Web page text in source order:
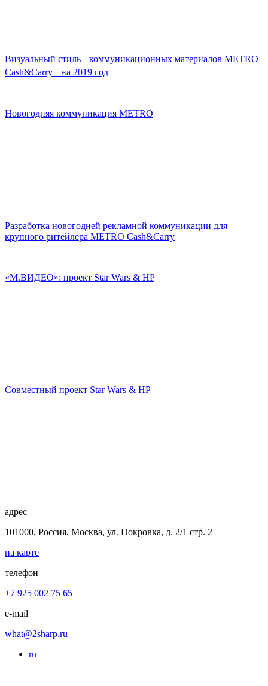
Визуальный стиль коммуникационных материалов METRO
Cash&Carry на 2019 год
Новогодняя коммуникация METRO
Разработка новогодней рекламной коммуникации для
крупного ритейлера METRO Cash&Carry
«М.ВИДЕО»: проект Star Wars & HP
Совместный проект Star Wars & HP
адрес
101000, Россия, Москва, ул. Покровка, д. 2/1 стр. 2
на карте
телефон
+7 925 002 75 65
e-mail
what@2sharp.ru
ru